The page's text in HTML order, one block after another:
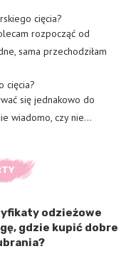
cięcia?
rozpocząć od
sama przechodziłam
cięcia?
się jednakowo do
wiadomo, czy nie…
odzieżowe
gdzie kupić dobre